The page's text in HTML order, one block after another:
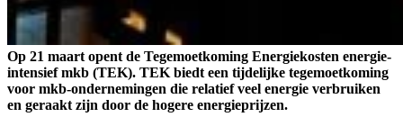
Op 21 maart opent de Tegemoetkoming Energiekosten energie-
intensief mkb (TEK). TEK biedt een tijdelijke tegemoetkoming
voor mkb-ondernemingen die relatief veel energie verbruiken
en geraakt zijn door de hogere energieprijzen.